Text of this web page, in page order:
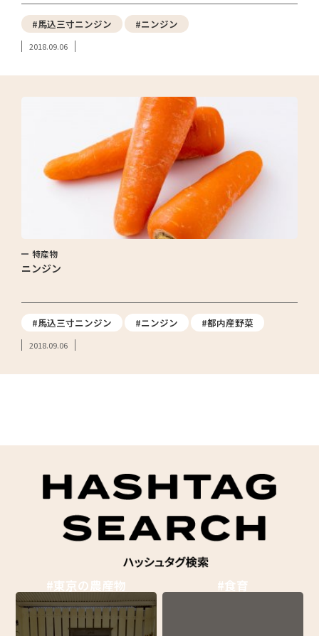
#馬込三寸ニンジン #ニンジン
2018.09.06
特産物
ニンジン
#馬込三寸ニンジン #ニンジン #都内産野菜
2018.09.06
#東京の農産物 #食育